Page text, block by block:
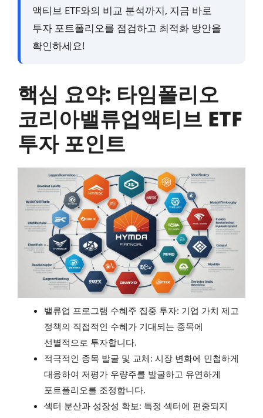
액티브 ETF와의 비교 분석까지, 지금 바로
투자 포트폴리오를 점검하고 최적화 방안을
확인하세요!
핵심 요약: 타임폴리오
코리아밸류업액티브 ETF
투자 포인트
밸류업 프로그램 수혜주 집중 투자: 기업 가치 제고
정책의 직접적인 수혜가 기대되는 종목에
선별적으로 투자합니다.
적극적인 종목 발굴 및 교체: 시장 변화에 민첩하게
대응하여 저평가 우량주를 발굴하고 유연하게
포트폴리오를 조정합니다.
섹터 분산과 성장성 확보: 특정 섹터에 편중되지